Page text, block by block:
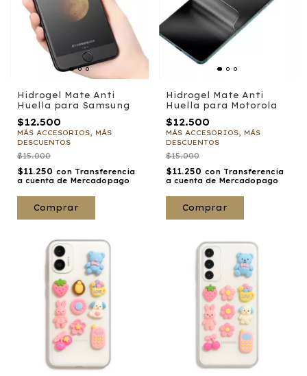
Hidrogel Mate Anti
Huella para Samsung
$12.500
MÁS ACCESORIOS, MÁS
DESCUENTOS
$15.000
$11.250 con Transferencia
a cuenta de Mercadopago
Comprar
Hidrogel Mate Anti
Huella para Motorola
$12.500
MÁS ACCESORIOS, MÁS
DESCUENTOS
$15.000
$11.250 con Transferencia
a cuenta de Mercadopago
Comprar